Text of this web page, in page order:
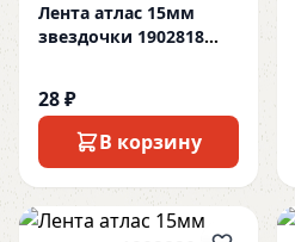
Лента атлас 15мм
звездочки 1902818
28 ₽
В корзину